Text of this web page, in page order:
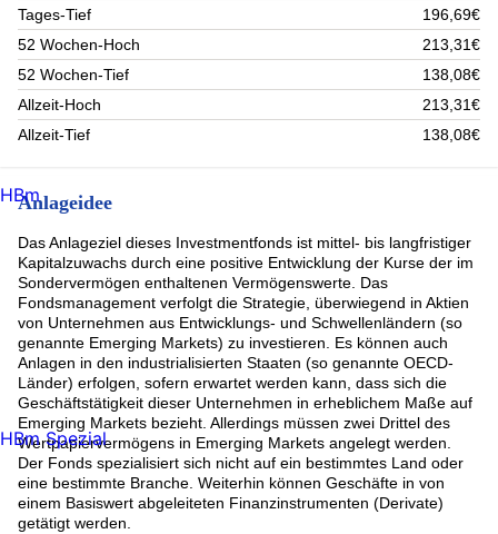
Tages-Tief
196,69€
52 Wochen-Hoch
213,31€
52 Wochen-Tief
138,08€
Allzeit-Hoch
213,31€
Allzeit-Tief
138,08€
Anlageidee
Das Anlageziel dieses Investmentfonds ist mittel- bis langfristiger
Kapitalzuwachs durch eine positive Entwicklung der Kurse der im
Sondervermögen enthaltenen Vermögenswerte. Das
Fondsmanagement verfolgt die Strategie, überwiegend in Aktien
von Unternehmen aus Entwicklungs- und Schwellenländern (so
genannte Emerging Markets) zu investieren. Es können auch
Anlagen in den industrialisierten Staaten (so genannte OECD-
Länder) erfolgen, sofern erwartet werden kann, dass sich die
Geschäftstätigkeit dieser Unternehmen in erheblichem Maße auf
Emerging Markets bezieht. Allerdings müssen zwei Drittel des
Wertpapiervermögens in Emerging Markets angelegt werden.
Der Fonds spezialisiert sich nicht auf ein bestimmtes Land oder
eine bestimmte Branche. Weiterhin können Geschäfte in von
einem Basiswert abgeleiteten Finanzinstrumenten (Derivate)
getätigt werden.
HBm
HBm Spezial